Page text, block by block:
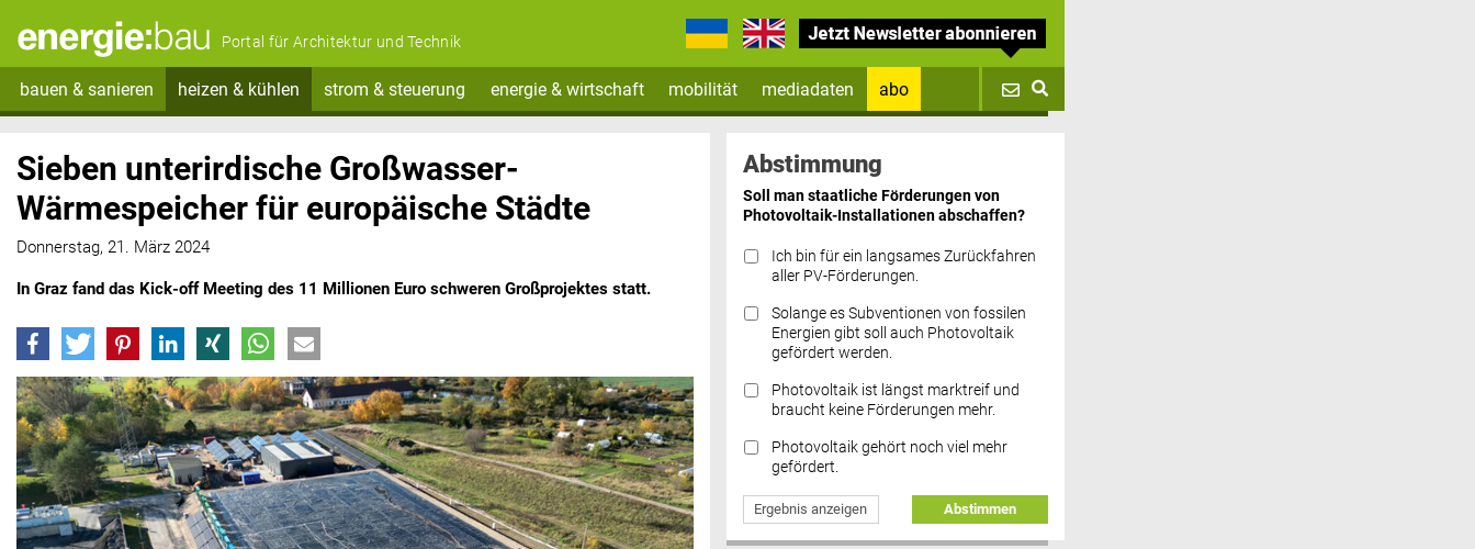
Portal für Architektur und Technik
bauen & sanieren heizen & kühlen strom & steuerung energie & wirtschaft mobilität mediadaten
abo
Datenschutz FAQs
Sieben unterirdische Großwasser-
Wärmespeicher für europäische Städte
Donnerstag, 21. März 2024
In Graz fand das Kick-off Meeting des 11 Millionen Euro schweren Großprojektes statt.
Abstimmung
Soll man staatliche Förderungen von
Photovoltaik-Installationen abschaffen?
Ich bin für ein langsames Zurückfahren
aller PV-Förderungen.
Solange es Subventionen von fossilen
Energien gibt soll auch Photovoltaik
gefördert werden.
Photovoltaik ist längst marktreif und
braucht keine Förderungen mehr.
Photovoltaik gehört noch viel mehr
gefördert.
Ergebnis anzeigen Abstimmen